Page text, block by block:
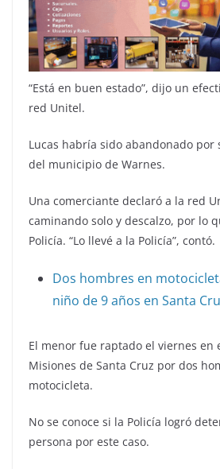
“Está en buen estado”, dijo un
red Unitel.
Lucas habría sido abandonado por
del municipio de Warnes.
Una comerciante declaró a la red
caminando solo y descalzo, por lo
Policía. “Lo llevé a la Policía”, contó.
Dos hombres en
niño de 9 años en Santa
El menor fue raptado el viernes en
Misiones de Santa Cruz por dos
motocicleta.
No se conoce si la Policía logró
persona por este caso.